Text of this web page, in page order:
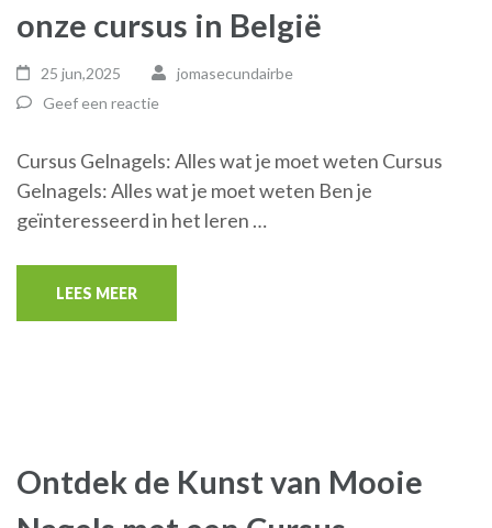
onze cursus in België
25 jun,2025
jomasecundairbe
Geef een reactie
Cursus Gelnagels: Alles wat je moet weten Cursus
Gelnagels: Alles wat je moet weten Ben je
geïnteresseerd in het leren …
LEES MEER
Ontdek de Kunst van Mooie